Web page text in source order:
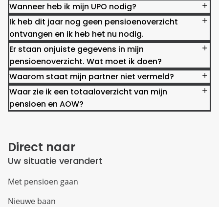
Wanneer heb ik mijn UPO nodig?
Ik heb dit jaar nog geen pensioenoverzicht
ontvangen en ik heb het nu nodig.
Er staan onjuiste gegevens in mijn
pensioenoverzicht. Wat moet ik doen?
Waarom staat mijn partner niet vermeld?
Waar zie ik een totaaloverzicht van mijn
pensioen en AOW?
Direct naar
Uw situatie verandert
Met pensioen gaan
Nieuwe baan